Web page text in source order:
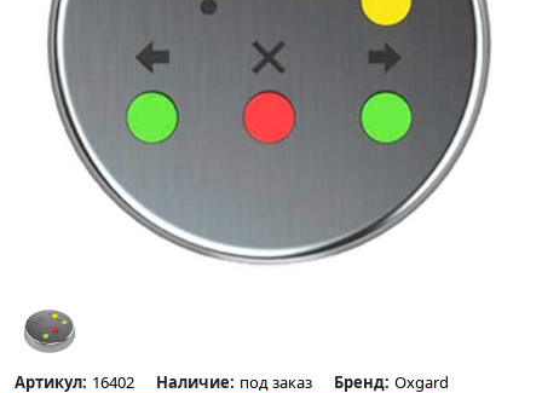
Артикул: 16402 Наличие: под заказ Бренд: Oxgard